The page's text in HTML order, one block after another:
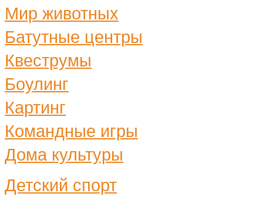
Мир животных
Батутные центры
Квеструмы
Боулинг
Картинг
Командные игры
Дома культуры
Детский спорт